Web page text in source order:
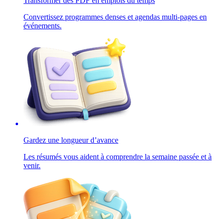
Convertissez programmes denses et agendas multi-pages en
événements.
Gardez une longueur d’avance
Les résumés vous aident à comprendre la semaine passée et à
venir.